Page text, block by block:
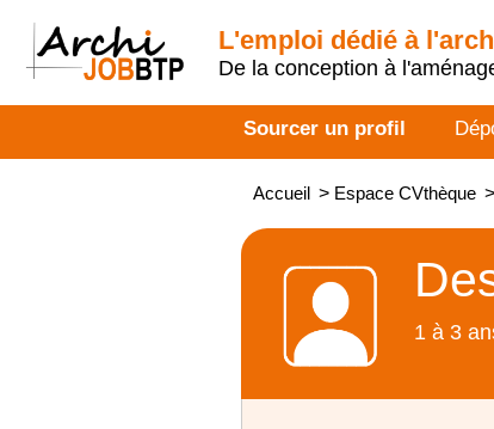
L'emploi dédié à
De la conception à
Sourcer un profil
Accueil > Espace CVthèque >
1 à 3